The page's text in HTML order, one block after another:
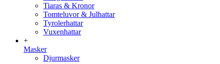
Tiaras & Kronor
Tomteluvor & Julhattar
Tyrolerhattar
Vuxenhattar
+
Masker
Djurmasker